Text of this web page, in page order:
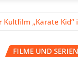
Kultfilm „Karate Kid“
FILME UND SERIEN